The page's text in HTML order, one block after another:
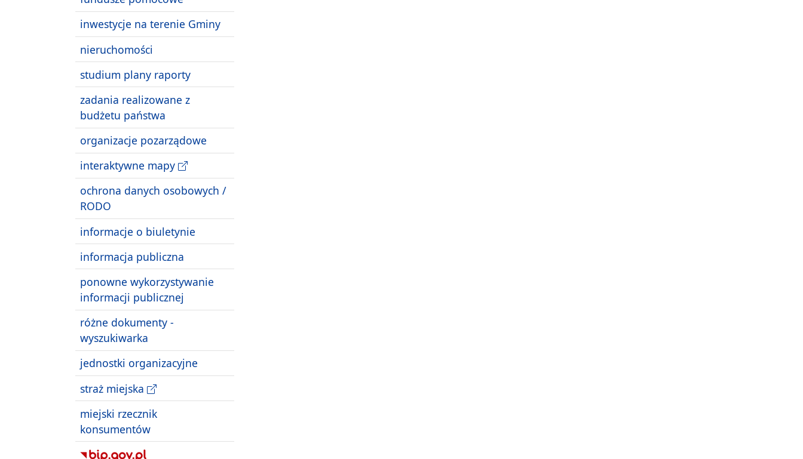
inwestycje na terenie Gminy
nieruchomości
studium plany raporty
zadania realizowane z
budżetu państwa
organizacje pozarządowe
interaktywne mapy
ochrona danych osobowych /
RODO
informacje o biuletynie
informacja publiczna
ponowne wykorzystywanie
informacji publicznej
różne dokumenty -
wyszukiwarka
jednostki organizacyjne
straż miejska
miejski rzecznik
konsumentów